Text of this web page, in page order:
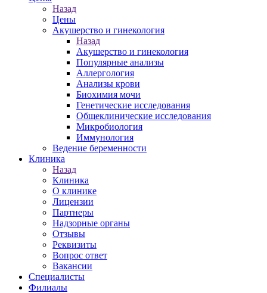
Назад
Цены
Акушерство и гинекология
Назад
Акушерство и гинекология
Популярные анализы
Аллергология
Анализы крови
Биохимия мочи
Генетические исследования
Общеклинические исследования
Микробиология
Иммунология
Ведение беременности
Клиника
Назад
Клиника
О клинике
Лицензии
Партнеры
Надзорные органы
Отзывы
Реквизиты
Вопрос ответ
Вакансии
Специалисты
Филиалы